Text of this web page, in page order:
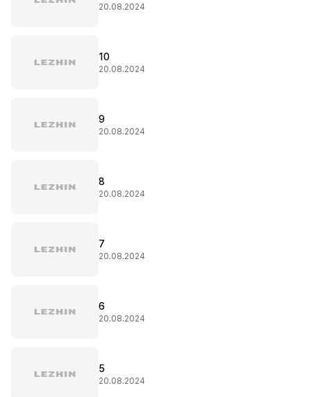
20.08.2024
10
20.08.2024
9
20.08.2024
8
20.08.2024
7
20.08.2024
6
20.08.2024
5
20.08.2024